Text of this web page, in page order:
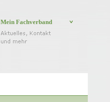
Mein Fachverband